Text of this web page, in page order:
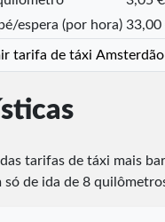
espera (por hora) 33,00
tarifa de táxi
tarifas de táxi mais
só de ida de 8